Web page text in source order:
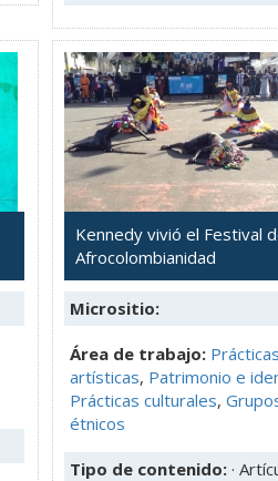
Kennedy vivió el Festival
Afrocolombianidad
Micrositio:
Área de trabajo: Prácticas
artísticas, Patrimonio e
Prácticas culturales,
étnicos
Tipo de contenido: ·